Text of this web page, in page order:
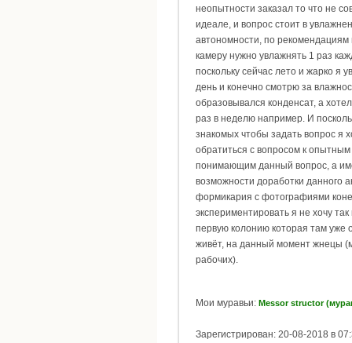
неопытности заказал то что не
идеале, и вопрос стоит в
автономности, по рекомендациям
камеру нужно увлажнять 1 раз
поскольку сейчас лето и жарко я
день и конечно смотрю за
образовывался конденсат, а
раз в неделю например. И
знакомых чтобы задать вопрос я
обратиться с вопросом к
понимающим данный вопрос, а
возможности доработки данного
формикария с фотографиями
экспериментировать я не хочу
первую колонию которая там уже
живёт, на данный момент жнецы
рабочих).
Мои муравьи: Messor structor
Зарегистрирован: 20-08-2018 в